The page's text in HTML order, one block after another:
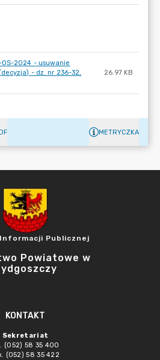
OS-2024 - usuwanie
- dz. nr 236-32,
26.97 KB
METRYCZKA
Publicznej
Powiatowe w
KONTAKT
Sekretariat
(052) 58 35 400
(052) 58 35 422